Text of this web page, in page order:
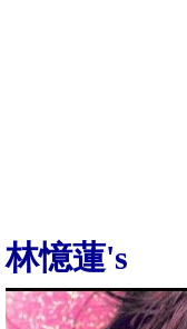
林憶蓮's